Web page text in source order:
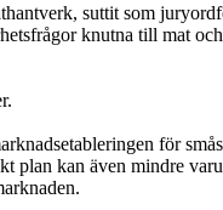
suttit som
knutna till mat
för
kan även mindre